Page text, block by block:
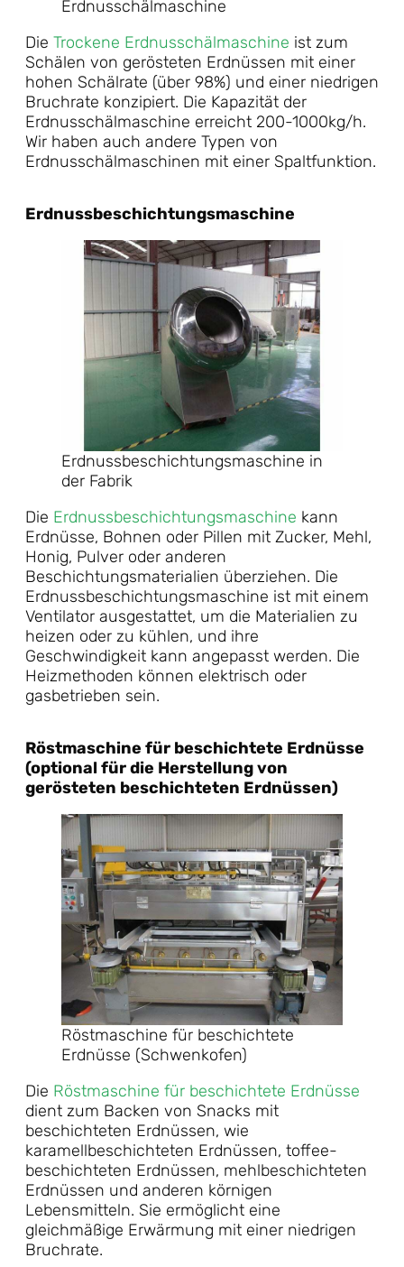
Erdnusschälmaschine
Die Trockene Erdnusschälmaschine ist zum
Schälen von gerösteten Erdnüssen mit einer
hohen Schälrate (über 98%) und einer niedrigen
Bruchrate konzipiert. Die Kapazität der
Erdnusschälmaschine erreicht 200-1000kg/h.
Wir haben auch andere Typen von
Erdnusschälmaschinen mit einer Spaltfunktion.
Erdnussbeschichtungsmaschine
Erdnussbeschichtungsmaschine in
der Fabrik
Die Erdnussbeschichtungsmaschine kann
Erdnüsse, Bohnen oder Pillen mit Zucker, Mehl,
Honig, Pulver oder anderen
Beschichtungsmaterialien überziehen. Die
Erdnussbeschichtungsmaschine ist mit einem
Ventilator ausgestattet, um die Materialien zu
heizen oder zu kühlen, und ihre
Geschwindigkeit kann angepasst werden. Die
Heizmethoden können elektrisch oder
gasbetrieben sein.
Röstmaschine für beschichtete Erdnüsse
(optional für die Herstellung von
gerösteten beschichteten Erdnüssen)
Röstmaschine für beschichtete
Erdnüsse (Schwenkofen)
Die Röstmaschine für beschichtete Erdnüsse
dient zum Backen von Snacks mit
beschichteten Erdnüssen, wie
karamellbeschichteten Erdnüssen, toffee-
beschichteten Erdnüssen, mehlbeschichteten
Erdnüssen und anderen körnigen
Lebensmitteln. Sie ermöglicht eine
gleichmäßige Erwärmung mit einer niedrigen
Bruchrate.